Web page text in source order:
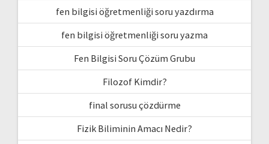
fen bilgisi öğretmenliği soru yazdırma
fen bilgisi öğretmenliği soru yazma
Fen Bilgisi Soru Çözüm Grubu
Filozof Kimdir?
final sorusu çözdürme
Fizik Biliminin Amacı Nedir?